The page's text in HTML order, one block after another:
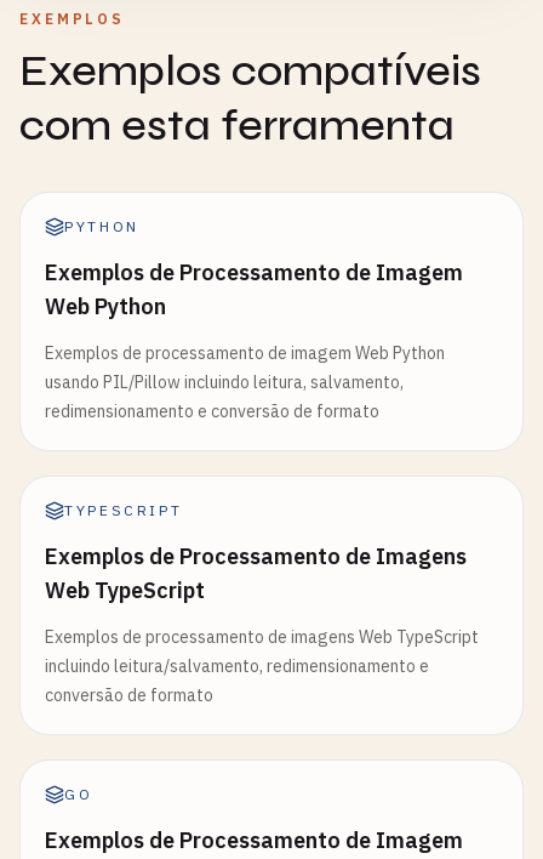
EXEMPLOS
Exemplos compatíveis
com esta ferramenta
PYTHON
Exemplos de Processamento de Imagem
Web Python
Exemplos de processamento de imagem Web Python
usando PIL/Pillow incluindo leitura, salvamento,
redimensionamento e conversão de formato
TYPESCRIPT
Exemplos de Processamento de Imagens
Web TypeScript
Exemplos de processamento de imagens Web TypeScript
incluindo leitura/salvamento, redimensionamento e
conversão de formato
GO
Exemplos de Processamento de Imagem